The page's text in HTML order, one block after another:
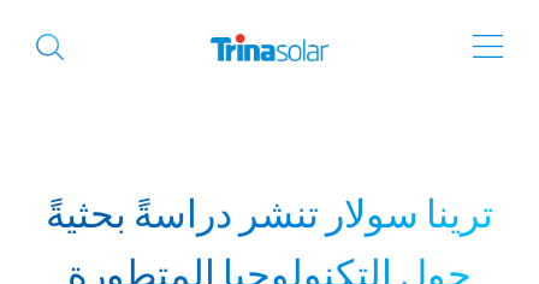
ترينا سولار تنشر دراسةً بحثيةً
حول التكنولوجيا المتطورة